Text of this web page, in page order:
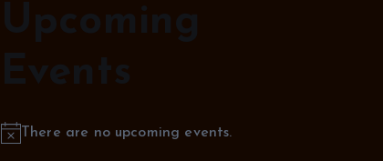
Upcoming
Events
N
There are no upcoming events.